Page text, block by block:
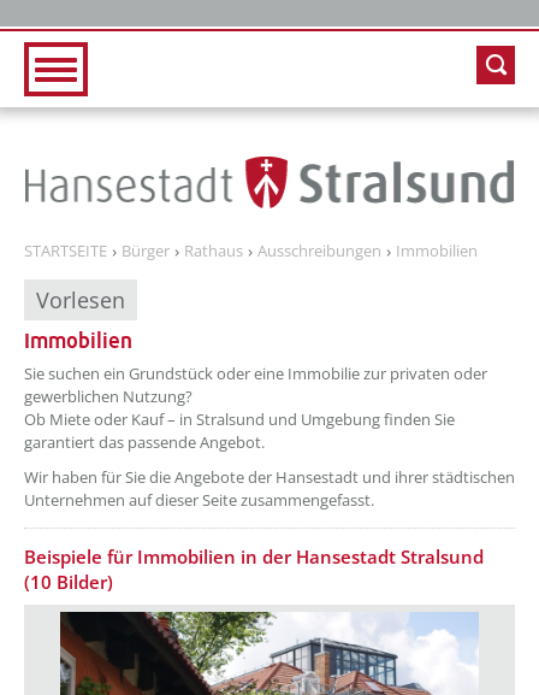
STARTSEITE Bürger Rathaus Ausschreibungen Immobilien
Vorlesen
Immobilien
Sie suchen ein Grundstück oder eine Immobilie zur privaten oder
gewerblichen Nutzung?
Ob Miete oder Kauf – in Stralsund und Umgebung finden Sie
garantiert das passende Angebot.
Wir haben für Sie die Angebote der Hansestadt und ihrer städtischen
Unternehmen auf dieser Seite zusammengefasst.
Beispiele für Immobilien in der Hansestadt Stralsund
(10 Bilder)